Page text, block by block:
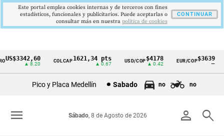
Cintillo
Colombia
▲ 8.20
COLCAP1621,34 pts
▲ 0.67
USD/COP$4178
▲ 0.42
EUR/COP$3639
Pico y Placa Medellín Sabado no no
person search
Sábado, 8 de Agosto de 2026
menu
Este portal emplea cookies internas y de terceros con fines
estadísticos, funcionales y publicitarios. Puede aceptarlas o
consultar más en nuestra politica de cookies
CONTINUAR